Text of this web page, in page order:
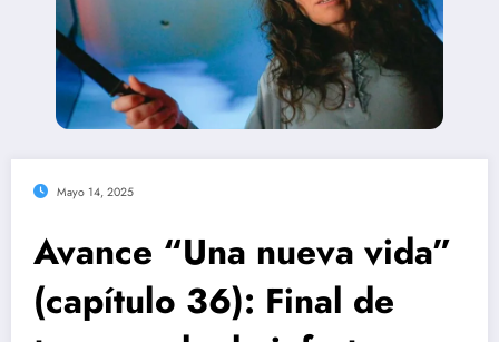
Mayo 14, 2025
Avance “Una nueva vida”
(capítulo 36): Final de